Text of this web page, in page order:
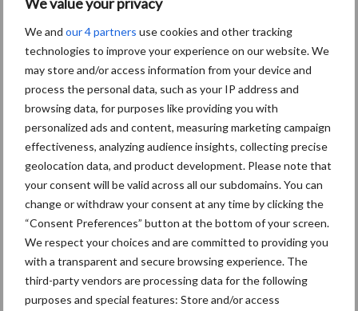
We and our 4 partners use cookies and other tracking
technologies to improve your experience on our website. We
may store and/or access information from your device and
process the personal data, such as your IP address and
browsing data, for purposes like providing you with
personalized ads and content, measuring marketing campaign
effectiveness, analyzing audience insights, collecting precise
geolocation data, and product development. Please note that
your consent will be valid across all our subdomains. You can
change or withdraw your consent at any time by clicking the
“Consent Preferences” button at the bottom of your screen.
We respect your choices and are committed to providing you
with a transparent and secure browsing experience. The
third-party vendors are processing data for the following
purposes and special features: Store and/or access
Themapagina's
Diergezondheid Bemesting Fokkerij
Bedrijfsnieuws
Ligbox &
Voerhekken
Toon meer